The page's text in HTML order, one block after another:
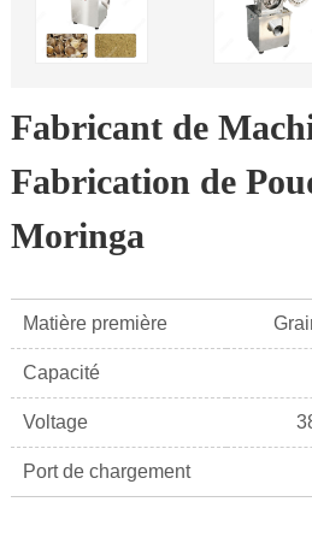
Fabricant de
Fabrication de
Moringa
Matière première
Capacité
Voltage
Port de chargement